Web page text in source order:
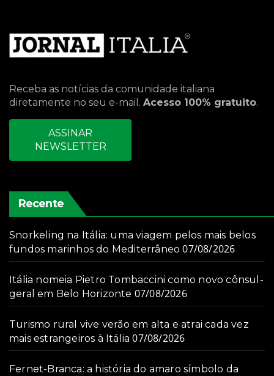
Receba as notícias da comunidade italiana
diretamente no seu e-mail. Acesso 100% gratuito.
ASSINAR
NEWSLETTER
Recente
Snorkeling na Itália: uma viagem pelos mais belos
fundos marinhos do Mediterrâneo 07/08/2026
Itália nomeia Pietro Tombaccini como novo cônsul-
geral em Belo Horizonte 07/08/2026
Turismo rural vive verão em alta e atrai cada vez
mais estrangeiros à Itália 07/08/2026
Fernet-Branca: a história do amaro símbolo da